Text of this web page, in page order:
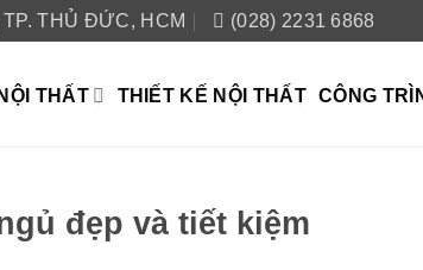
THỦ ĐỨC, HCM (028) 2231 6868
THẤT THIẾT KẾ NỘI THẤT CÔNG
đẹp và tiết kiệm